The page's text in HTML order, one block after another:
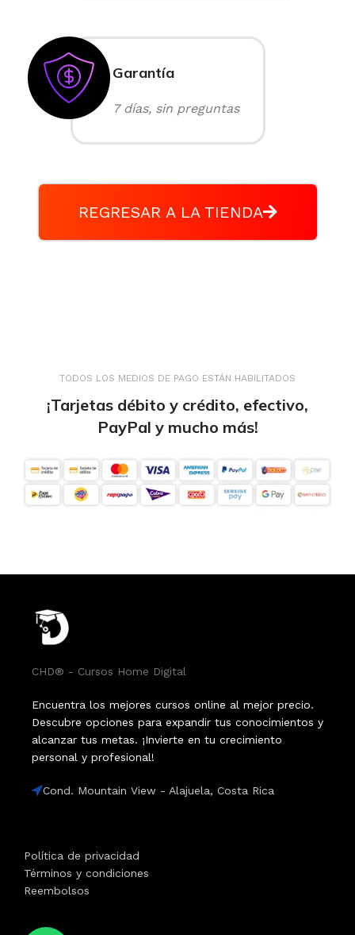
Garantía
7 días, sin preguntas
REGRESAR A LA TIENDA
TODOS LOS MEDIOS DE PAGO ESTÁN HABILITADOS
¡Tarjetas débito y crédito, efectivo,
PayPal y mucho más!
CHD® - Cursos Home Digital
Encuentra los mejores cursos online al mejor precio.
Descubre opciones para expandir tus conocimientos y
alcanzar tus metas. ¡Invierte en tu crecimiento
personal y profesional!
Cond. Mountain View - Alajuela, Costa Rica
Política de privacidad
Términos y condiciones
Reembolsos